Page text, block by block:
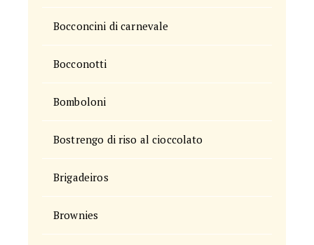
Bocconcini di carnevale
Bocconotti
Bomboloni
Bostrengo di riso al cioccolato
Brigadeiros
Brownies